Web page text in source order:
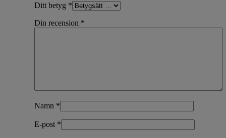
Ditt betyg *
Din recension *
Namn *
E-post *